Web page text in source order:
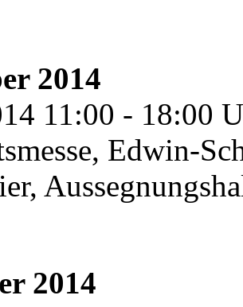
2014
11:00 - 18:00
Edwin-
2014